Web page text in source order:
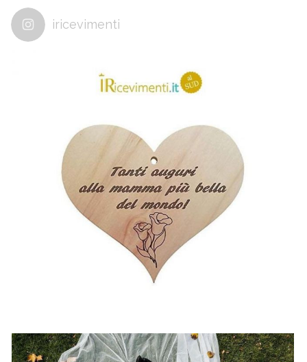
iricevimenti